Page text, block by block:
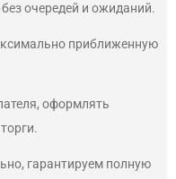
очередей и ожиданий.
приближенную
оформлять
гарантируем полную